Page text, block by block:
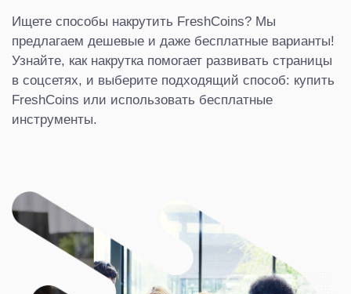
Ищете способы накрутить FreshCoins? Мы
предлагаем дешевые и даже бесплатные варианты!
Узнайте, как накрутка помогает развивать страницы
в соцсетях, и выберите подходящий способ: купить
FreshCoins или использовать бесплатные
инструменты.